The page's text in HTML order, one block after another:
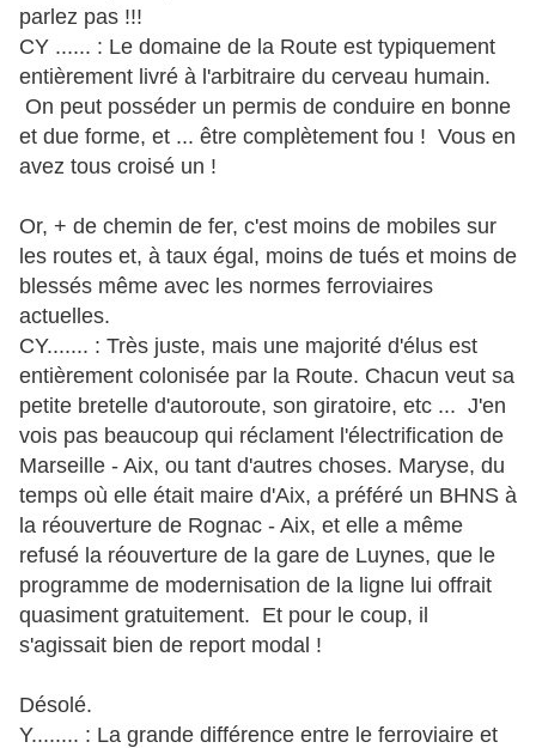
parlez pas !!!
CY ...... : Le domaine de la Route est typiquement
entièrement livré à l'arbitraire du cerveau humain.
On peut posséder un permis de conduire en bonne
et due forme, et ... être complètement fou ! Vous en
avez tous croisé un !
Or, + de chemin de fer, c'est moins de mobiles sur
les routes et, à taux égal, moins de tués et moins de
blessés même avec les normes ferroviaires
actuelles.
CY....... : Très juste, mais une majorité d'élus est
entièrement colonisée par la Route. Chacun veut sa
petite bretelle d'autoroute, son giratoire, etc ... J'en
vois pas beaucoup qui réclament l'électrification de
Marseille - Aix, ou tant d'autres choses. Maryse, du
temps où elle était maire d'Aix, a préféré un BHNS à
la réouverture de Rognac - Aix, et elle a même
refusé la réouverture de la gare de Luynes, que le
programme de modernisation de la ligne lui offrait
quasiment gratuitement. Et pour le coup, il
s'agissait bien de report modal !
Désolé.
Y........ : La grande différence entre le ferroviaire et